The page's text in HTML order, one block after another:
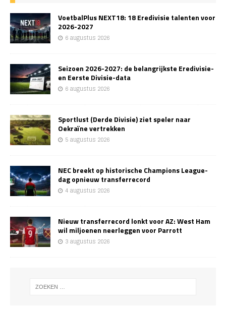
VoetbalPlus NEXT18: 18 Eredivisie talenten voor
2026-2027
6 augustus 2026
Seizoen 2026-2027: de belangrijkste Eredivisie-
en Eerste Divisie-data
6 augustus 2026
Sportlust (Derde Divisie) ziet speler naar
Oekraïne vertrekken
5 augustus 2026
NEC breekt op historische Champions League-
dag opnieuw transferrecord
4 augustus 2026
Nieuw transferrecord lonkt voor AZ: West Ham
wil miljoenen neerleggen voor Parrott
3 augustus 2026